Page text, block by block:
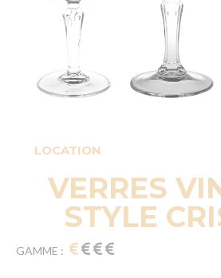
LOCATION
VERRES
STYLE
GAMME :